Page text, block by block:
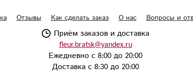
Отзывы Как сделать заказ О нас Вопросы и
Приём заказов и доставка
fleur.bratsk@yandex.ru
Ежедневно с 8:00 до 20:00
Доставка с 8:30 до 20:00